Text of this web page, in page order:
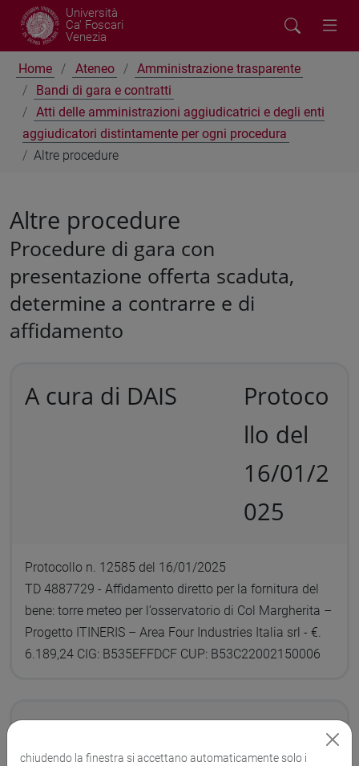
Università
Ca' Foscari
Venezia
Home Ateneo
Amministrazione trasparente
Bandi di gara e contratti
Atti delle amministrazioni aggiudicatrici e degli enti
aggiudicatori distintamente per ogni procedura
Altre procedure
Altre procedure
Procedure di gara con
presentazione offerta scaduta,
determine a contrarre e di
affidamento
A cura di DAIS
Protoco
llo del
16/01/2
025
Protocollo n. 12585 del 16/01/2025
TD 4887729 - Affidamento diretto per la fornitura del
bene: torre meteo per l’osservatorio di Col Margherita –
Progetto ITINERIS – Area Four Industries Italia srl - €.
6.189,24 CIG: B535EFFDCF CUP: B53C22002150006
chiudendo la finestra si accettano automaticamente solo i